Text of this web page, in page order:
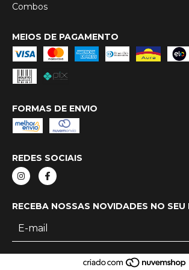
Combos
MEIOS DE PAGAMENTO
FORMAS DE ENVIO
REDES SOCIAIS
RECEBA NOSSAS NOVIDADES NO SEU